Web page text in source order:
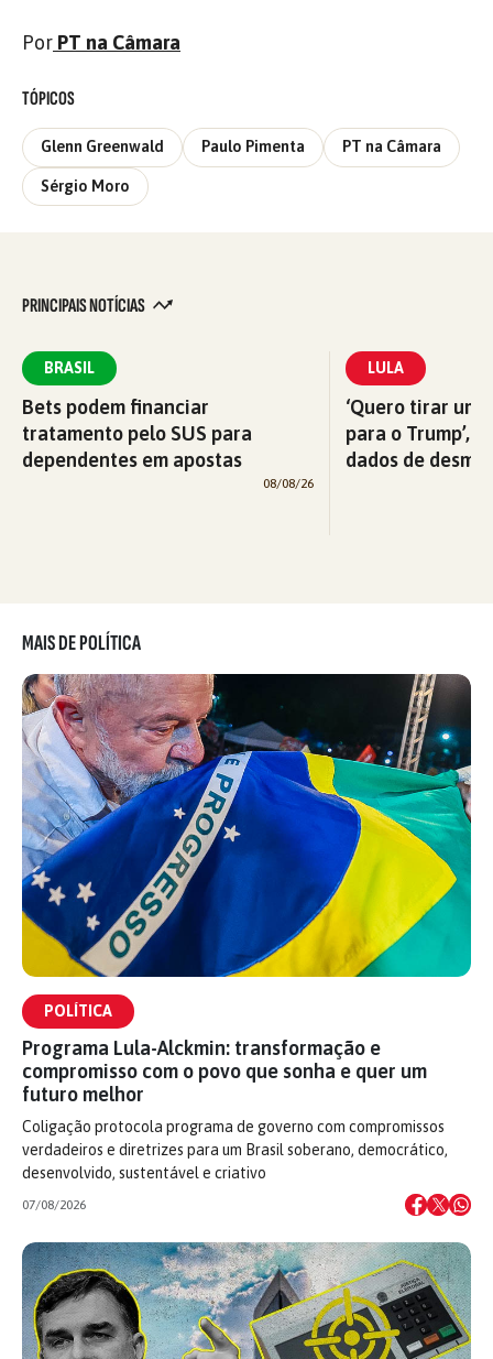
Por PT na Câmara
TÓPICOS
Glenn Greenwald Paulo Pimenta PT na Câmara
Sérgio Moro
PRINCIPAIS NOTÍCIAS
BRASIL
Bets podem financiar
tratamento pelo SUS para
dependentes em apostas
08/08/26
LULA
‘Quero tirar
para o Trump’,
dados de
MAIS DE POLÍTICA
POLÍTICA
Programa Lula-Alckmin: transformação e
compromisso com o povo que sonha e quer um
futuro melhor
Coligação protocola programa de governo com compromissos
verdadeiros e diretrizes para um Brasil soberano, democrático,
desenvolvido, sustentável e criativo
07/08/2026